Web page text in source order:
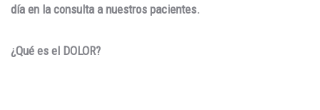
día en la consulta a nuestros pacientes.
¿Qué es el DOLOR?